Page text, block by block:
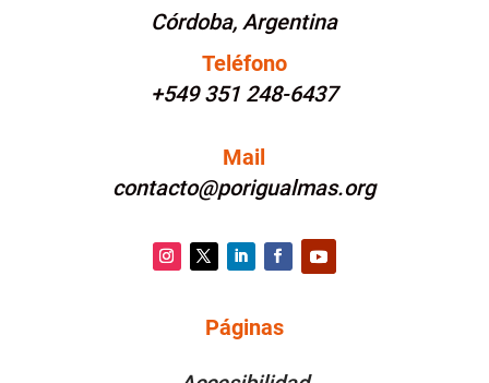
Córdoba, Argentina
Teléfono
+549 351 248-6437
Mail
contacto@porigualmas.org
Facebook
Páginas